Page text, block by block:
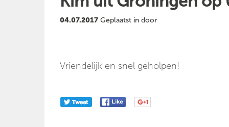
04.07.2017 Geplaatst in door
Vriendelijk en snel geholpen!